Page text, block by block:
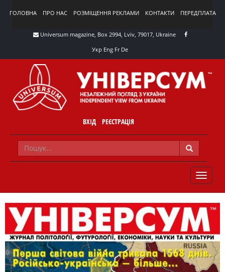
ГОЛОВНА ПРО НАС РОЗМІЩЕННЯ РЕКЛАМИ КОНТАКТИ ПЕРЕДПЛАТА
Universum magazine, Box 2994, Lviv, 79017, Ukraine
Укр Eng FrDe
ВХІД РЕЄСТРАЦІЯ
TOGGLE